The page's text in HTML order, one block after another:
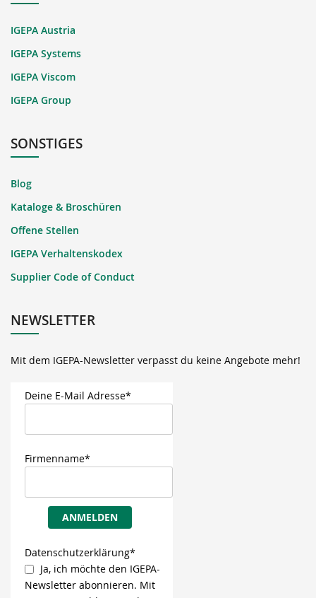
IGEPA Austria
IGEPA Systems
IGEPA Viscom
IGEPA Group
SONSTIGES
Blog
Kataloge & Broschüren
Offene Stellen
IGEPA Verhaltenskodex
Supplier Code of Conduct
NEWSLETTER
Mit dem IGEPA-Newsletter verpasst du keine Angebote mehr!
Deine E-Mail Adresse*
Firmenname*
ANMELDEN
Datenschutzerklärung*
Ja, ich möchte den IGEPA-
Newsletter abonnieren. Mit